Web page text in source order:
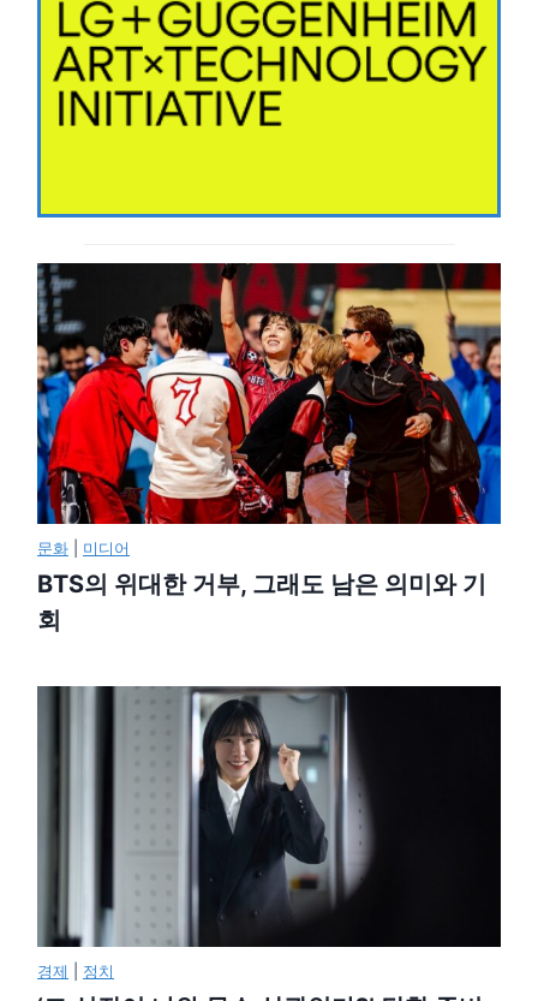
문화 미디어
BTS의 위대한 거부, 그래도 남은 의미와 기
회
경제 정치